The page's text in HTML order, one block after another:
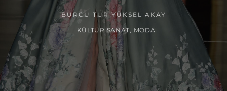
BURCU TUR YÜKSEL AKAY
KÜLTÜR SANAT MODA